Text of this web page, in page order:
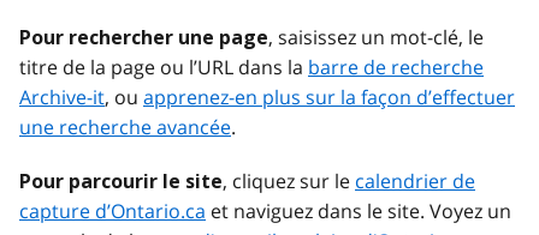
Pour rechercher une page, saisissez un mot-clé, le
titre de la page ou l’URL dans la barre de recherche
Archive-it, ou apprenez-en plus sur la façon d’effectuer
une recherche avancée.
Pour parcourir le site, cliquez sur le calendrier de
capture d’Ontario.ca et naviguez dans le site. Voyez un